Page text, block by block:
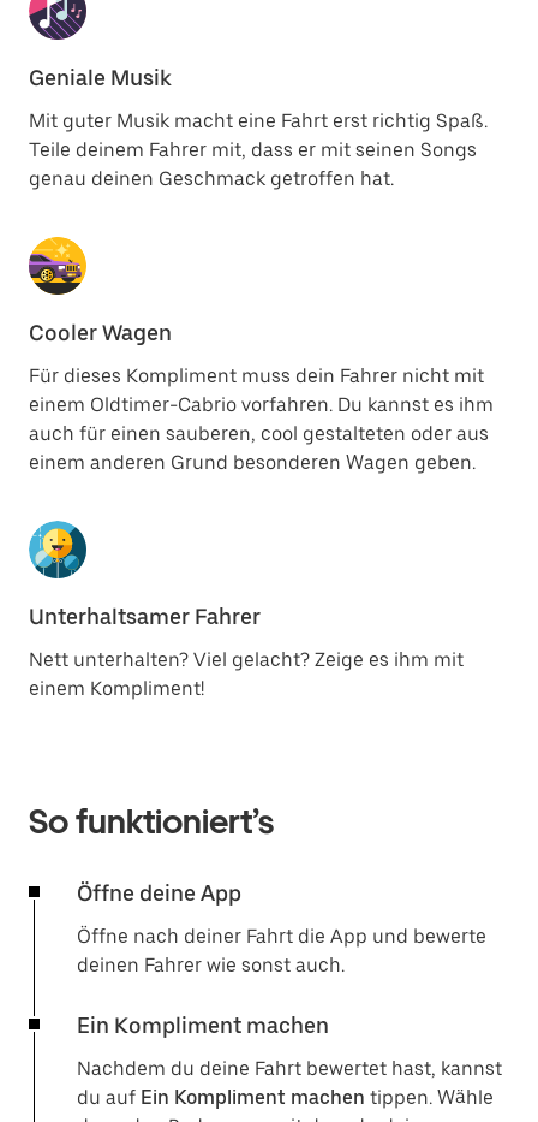
Geniale Musik
Mit guter Musik macht eine Fahrt erst richtig Spaß.
Teile deinem Fahrer mit, dass er mit seinen Songs
genau deinen Geschmack getroffen hat.
Cooler Wagen
Für dieses Kompliment muss dein Fahrer nicht mit
einem Oldtimer-Cabrio vorfahren. Du kannst es ihm
auch für einen sauberen, cool gestalteten oder aus
einem anderen Grund besonderen Wagen geben.
Unterhaltsamer Fahrer
Nett unterhalten? Viel gelacht? Zeige es ihm mit
einem Kompliment!
So funktioniert’s
Öffne deine App
Öffne nach deiner Fahrt die App und bewerte
deinen Fahrer wie sonst auch.
Ein Kompliment machen
Nachdem du deine Fahrt bewertet hast, kannst
du auf Ein Kompliment machen tippen. Wähle